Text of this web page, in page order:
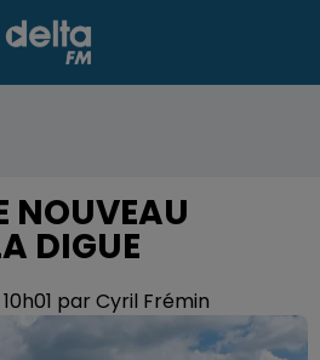
NOUVEAU
DIGUE
par Cyril Frémin